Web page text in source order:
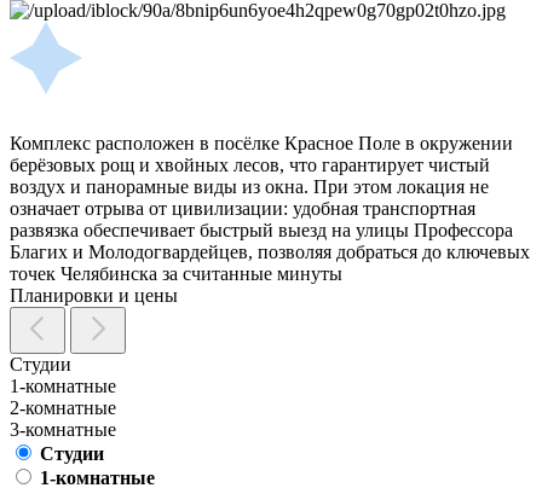
Комплекс расположен в посёлке Красное Поле в окружении
берёзовых рощ и хвойных лесов, что гарантирует чистый
воздух и панорамные виды из окна. При этом локация не
означает отрыва от цивилизации: удобная транспортная
развязка обеспечивает быстрый выезд на улицы Профессора
Благих и Молодогвардейцев, позволяя добраться до ключевых
точек Челябинска за считанные минуты
Планировки и цены
Студии
1-комнатные
2-комнатные
3-комнатные
Студии
1-комнатные